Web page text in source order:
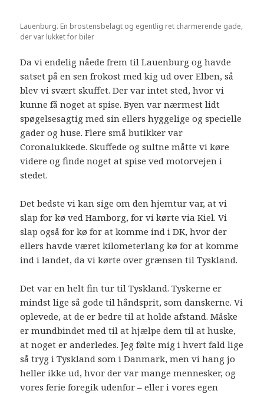
Lauenburg. En brostensbelagt og egentlig ret charmerende gade,
der var lukket for biler
Da vi endelig nåede frem til Lauenburg og havde
satset på en sen frokost med kig ud over Elben, så
blev vi svært skuffet. Der var intet sted, hvor vi
kunne få noget at spise. Byen var nærmest lidt
spøgelsesagtig med sin ellers hyggelige og specielle
gader og huse. Flere små butikker var
Coronalukkede. Skuffede og sultne måtte vi køre
videre og finde noget at spise ved motorvejen i
stedet.
Det bedste vi kan sige om den hjemtur var, at vi
slap for kø ved Hamborg, for vi kørte via Kiel. Vi
slap også for kø for at komme ind i DK, hvor der
ellers havde været kilometerlang kø for at komme
ind i landet, da vi kørte over grænsen til Tyskland.
Det var en helt fin tur til Tyskland. Tyskerne er
mindst lige så gode til håndsprit, som danskerne. Vi
oplevede, at de er bedre til at holde afstand. Måske
er mundbindet med til at hjælpe dem til at huske,
at noget er anderledes. Jeg følte mig i hvert fald lige
så tryg i Tyskland som i Danmark, men vi hang jo
heller ikke ud, hvor der var mange mennesker, og
vores ferie foregik udenfor – eller i vores egen